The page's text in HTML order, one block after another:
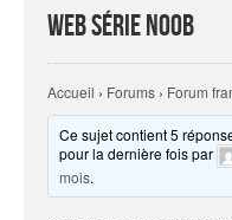
Web série Noob
Accueil › Forums › Forum
Ce sujet contient 5
pour la dernière fois par
mois.